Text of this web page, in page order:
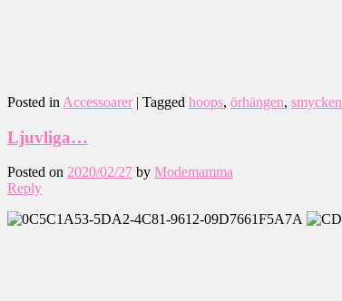
Posted in Accessoarer | Tagged hoops, örhängen, smycken
Ljuvliga…
Posted on 2020/02/27 by Modemamma
Reply